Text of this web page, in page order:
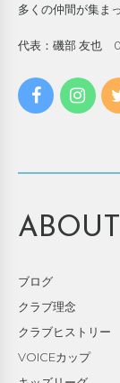
多くの仲間が集ま
代表：磯部 友也
ABOUT
ブログ
クラブ理念
クラブヒストリー
VOICEカップ